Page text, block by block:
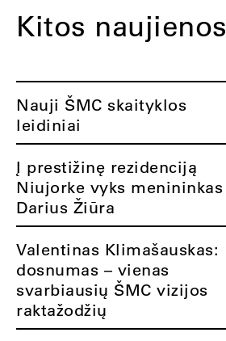
Kitos naujienos
Nauji ŠMC skaityklos
leidiniai
Į prestižinę rezidenciją
Niujorke vyks menininkas
Darius Žiūra
Valentinas Klimašauskas:
dosnumas – vienas
svarbiausių ŠMC vizijos
raktažodžių